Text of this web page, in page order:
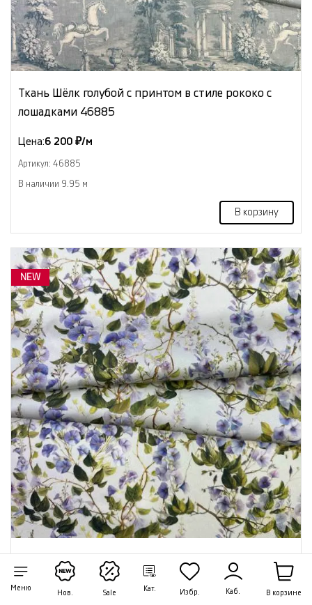
Меню
Нов. Sale
Кат. Избр. Каб. В корзине
Ткань Шёлк голубой с принтом в стиле рококо с
лошадками 46885
Цена:6 200 ₽/м
Артикул: 46885
В наличии 9.95 м
В корзину
NEW
Ткань Шёлк светло-бирюзовый с цветочным
принтом вьюнок 46879